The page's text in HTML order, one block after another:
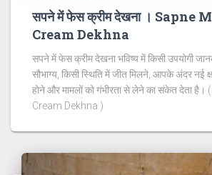
सपने में फेस क्रीम देखना । Sapne
Cream Dekhna
सपने में फेस क्रीम देखना भविष्य में किसी उपयोगी
सौभाग्य, किसी स्थिति में जीत मिलने, आपके अंदर नई
होने और मामलों को गंभीरता से लेने का संकेत देता
Cream Dekhna )